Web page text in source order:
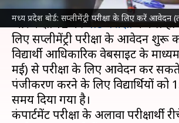
मध्य प्रदेश बोर्ड: सप्लीमेंट्री परीक्षा के लिए करें आवेदन
मध्य प्रदेशमाध्यमिक शिक्षा मंडल
और कक्षा 12 कीबोर्ड परीक्षामें फेल होने
लिए सप्लीमेंट्री परीक्षा के आवेदन शुरू
विद्यार्थी आधिकारिक वेबसाइट के
मई) से परीक्षा के लिए आवेदन कर
पंजीकरण करने के लिए विद्यार्थियों
समय दिया गया है।
कंपार्टमेंट परीक्षा के अलावा परीक्षार्थी